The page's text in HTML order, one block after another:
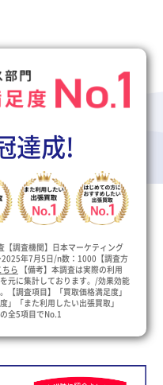
達成!
調査機関】日本マーケティング
年7月5日/n数：1000【調査方
ちら
【備考】本調査は実際の利用
元に集計しております。/効果効能
【調査項目】「買取価格満足度」
」「また利用したい出張買取」
全5項目でNo.1